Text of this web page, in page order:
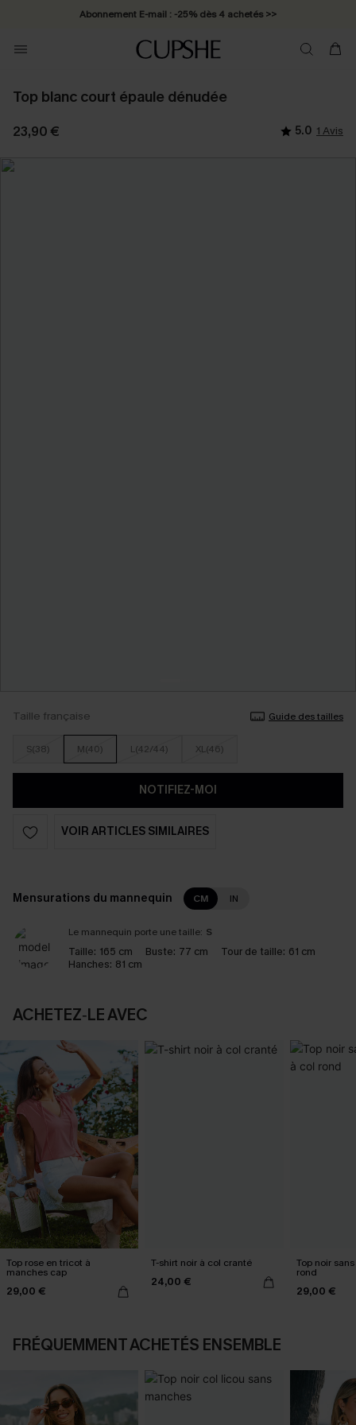
Abonnement E-mail : -25% dès 4 achetés >>
Top blanc court épaule dénudée
23,90 € 5.0 1 Avis
Taille française Guide des tailles
S(38) M(40) L(42/44) XL(46)
NOTIFIEZ-MOI
VOIR ARTICLES SIMILAIRES
Mensurations du mannequin CM IN
Le mannequin porte une taille: S
Taille: 165 cm Buste: 77 cm Tour de taille: 61 cm
Hanches: 81 cm
ACHETEZ‑LE AVEC
Top rose en tricot à
manches cap
29,00 €
T-shirt noir à col cranté
24,00 €
Top noir
rond
29,00 €
FRÉQUEMMENT ACHETÉS ENSEMBLE